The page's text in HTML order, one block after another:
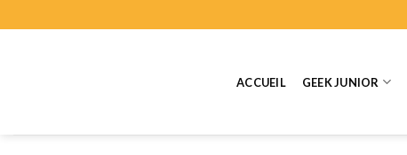
to
ACCUEIL GEEK JUNIOR